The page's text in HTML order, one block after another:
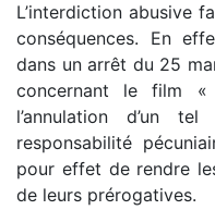
L’interdiction abusive
conséquences. En
dans un arrêt du 25
concernant le film
l’annulation d’un
responsabilité
pour effet de rendre
de leurs prérogatives.